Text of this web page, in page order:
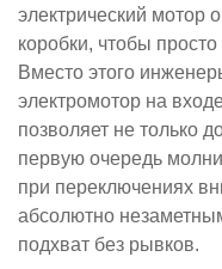
электрический мотор
коробки, чтобы
Вместо этого
электромотор на
позволяет не только
первую очередь
при переключениях
абсолютно
подхват без рывков.